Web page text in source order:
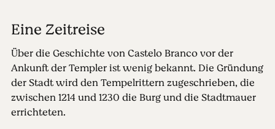
Eine Zeitreise
Über die Geschichte von Castelo Branco vor der
Ankunft der Templer ist wenig bekannt. Die Gründung
der Stadt wird den Tempelrittern zugeschrieben, die
zwischen 1214 und 1230 die Burg und die Stadtmauer
errichteten.